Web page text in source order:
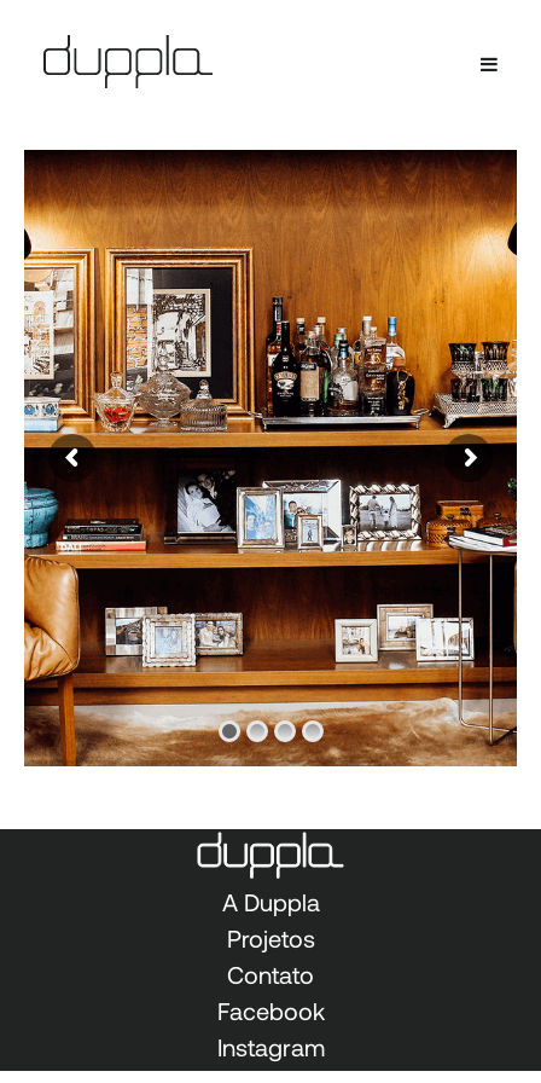
A Duppla
Projetos
Contato
Facebook
Instagram